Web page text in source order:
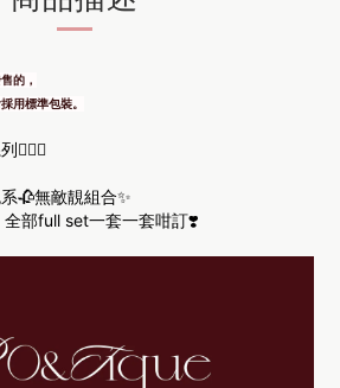
的，
用標準包裝。
🧏🏻‍♀️
🥀無敵靚組合✨
部full set一套一套咁訂❣️